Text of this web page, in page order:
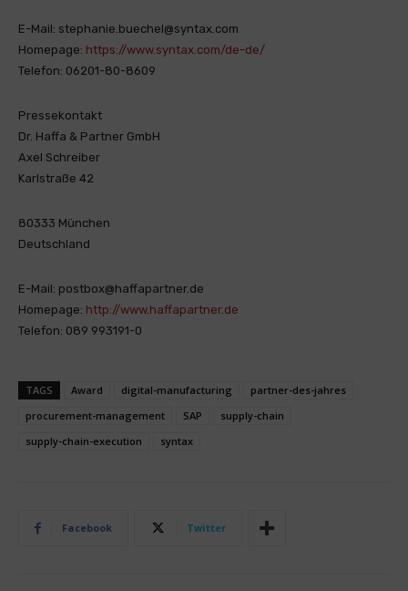
E-Mail: stephanie.buechel@syntax.com
Homepage: https://www.syntax.com/de-de/
Telefon: 06201-80-8609
Pressekontakt
Dr. Haffa & Partner GmbH
Axel Schreiber
Karlstraße 42
80333 München
Deutschland
E-Mail: postbox@haffapartner.de
Homepage: http://www.haffapartner.de
Telefon: 089 993191-0
TAGS Award digital-manufacturing
partner-des-jahres
procurement-management
SAP
supply-chain
supply-chain-execution
syntax
Facebook Twitter